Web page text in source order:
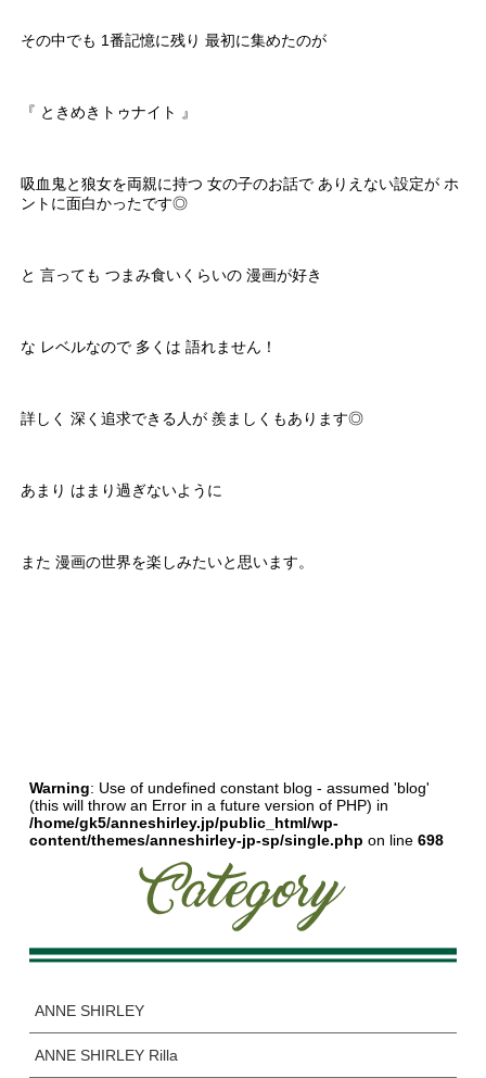
その中でも 1番記憶に残り 最初に集めたのが
『 ときめきトゥナイト 』
吸血鬼と狼女を両親に持つ 女の子のお話で ありえない設定が ホ
ントに面白かったです◎
と 言っても つまみ食いくらいの 漫画が好き
な レベルなので 多くは 語れません！
詳しく 深く追求できる人が 羨ましくもあります◎
あまり はまり過ぎないように
また 漫画の世界を楽しみたいと思います。
Warning: Use of undefined constant blog - assumed 'blog'
(this will throw an Error in a future version of PHP) in
/home/gk5/anneshirley.jp/public_html/wp-
content/themes/anneshirley-jp-sp/single.php on line698
ANNE SHIRLEY
ANNE SHIRLEY Rilla